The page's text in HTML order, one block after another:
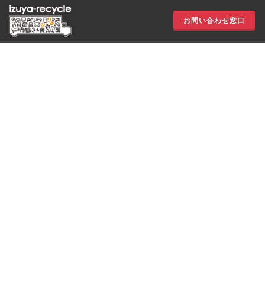
お問い合わせ窓口